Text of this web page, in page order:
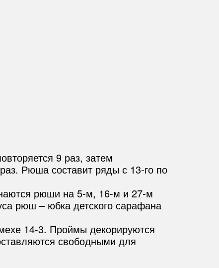
9 раз, затем
Рюша составит ряды с 13-го по
рюши на 5-м, 16-м и 27-м
рюш – юбка детского сарафана
14-3. Проймы декорируются
свободными для